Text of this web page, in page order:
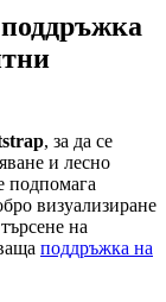
, за да се
и лесно
подпомага
визуализиране
на
поддръжка на